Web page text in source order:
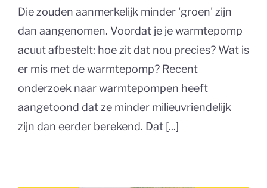
Die zouden aanmerkelijk minder 'groen' zijn
dan aangenomen. Voordat je je warmtepomp
acuut afbestelt: hoe zit dat nou precies? Wat is
er mis met de warmtepomp? Recent
onderzoek naar warmtepompen heeft
aangetoond dat ze minder milieuvriendelijk
zijn dan eerder berekend. Dat [...]